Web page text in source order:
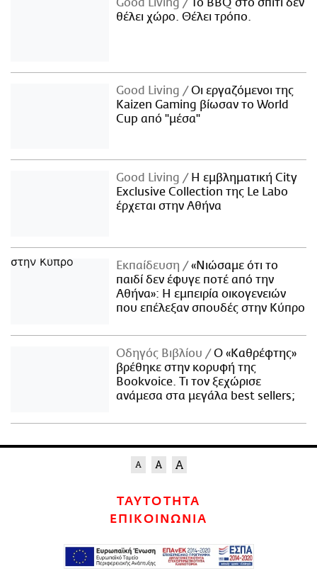
Good Living
Το BBQ στο σπίτι δεν
θέλει χώρο. Θέλει τρόπο.
Good Living
Οι εργαζόμενοι της
Kaizen Gaming βίωσαν το World
Cup από "μέσα"
Good Living
Η εμβληματική City
Exclusive Collection της Le Labo
έρχεται στην Αθήνα
Εκπαίδευση
«Νιώσαμε ότι το
παιδί δεν έφυγε ποτέ από την
Αθήνα»: Η εμπειρία οικογενειών
που επέλεξαν σπουδές στην Κύπρο
Οδηγός Βιβλίου
Ο «Καθρέφτης»
βρέθηκε στην κορυφή της
Bookvoice. Τι τον ξεχώρισε
ανάμεσα στα μεγάλα best sellers;
ΤΑΥΤΟΤΗΤΑ
ΕΠΙΚΟΙΝΩΝΙΑ